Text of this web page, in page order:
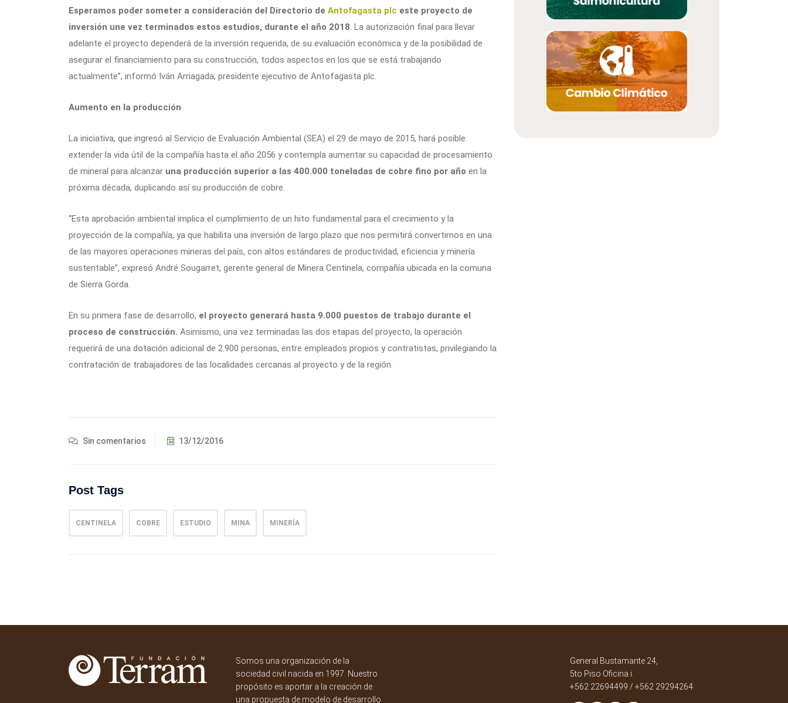
Esperamos poder someter a consideración del Directorio de Antofagasta plc este proyecto de
inversión une vez terminados estos estudios, durante el año 2018. La autorización final para llevar
adelante el proyecto dependerá de la inversión requerida, de su evaluación económica y de la posibilidad de
asegurar el financiamiento para su construcción, todos aspectos en los que se está trabajando
actualmente”, informó Iván Arriagada, presidente ejecutivo de Antofagasta plc.
Aumento en la producción
La iniciativa, que ingresó al Servicio de Evaluación Ambiental (SEA) el 29 de mayo de 2015, hará posible
extender la vida útil de la compañía hasta el año 2056 y contempla aumentar su capacidad de procesamiento
de mineral para alcanzar una producción superior a las 400.000 toneladas de cobre fino por año en la
próxima década, duplicando así su producción de cobre.
“Esta aprobación ambiental implica el cumplimiento de un hito fundamental para el crecimiento y la
proyección de la compañía, ya que habilita una inversión de largo plazo que nos permitirá convertirnos en una
de las mayores operaciones mineras del país, con altos estándares de productividad, eficiencia y minería
sustentable”, expresó André Sougarret, gerente general de Minera Centinela, compañía ubicada en la comuna
de Sierra Gorda.
En su primera fase de desarrollo, el proyecto generará hasta 9.000 puestos de trabajo durante el
proceso de construcción. Asimismo, una vez terminadas las dos etapas del proyecto, la operación
requerirá de una dotación adicional de 2.900 personas, entre empleados propios y contratistas, privilegiando la
contratación de trabajadores de las localidades cercanas al proyecto y de la región.
Sin comentarios 13/12/2016
Post Tags
CENTINELA COBRE ESTUDIO MINA MINERÍA
Somos una organización de la
sociedad civil nacida en 1997. Nuestro
propósito es aportar a la creación de
una propuesta de modelo de desarrollo
General Bustamante 24,
5to Piso Oficina i.
+562 22694499 / +562 29294264